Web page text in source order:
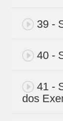
39 -
40 -
41 -
dos